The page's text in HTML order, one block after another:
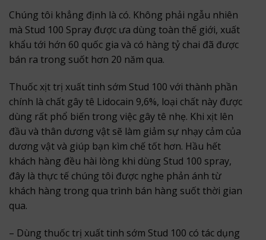
Chúng tôi khẳng định là có. Không phải ngẫu nhiên
mà Stud 100 Spray được ưa dùng toàn thế giới, xuất
khẩu tới hớn 60 quốc gia và có hàng tỷ chai đã được
bán ra trong suốt hơn 20 năm qua.
Thuốc xịt trị xuất tinh sớm Stud 100 với thành phần
chính là chất gây tê Lidocain 9,6%, loại chất này được
dùng rất phổ biến trong việc gây tê nhẹ. Khi xịt lên
đầu và thân dương vật sẽ làm giảm sự nhạy cảm của
dương vật và giúp bạn kìm chế tốt hơn. Hầu hết
khách hàng đều hài lòng khi dùng Stud 100 spray,
đây là thực tế chúng tôi được nghe phản ánh từ
khách hàng trong qua trình bán hàng suốt thời gian
qua.
– Dùng thuốc trị xuất tinh sớm Stud 100 có tác dụng